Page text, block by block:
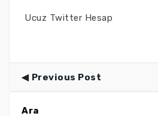
Ucuz Twitter Hesap
Previous Post
Ara